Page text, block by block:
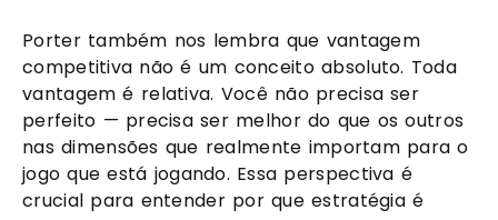
Porter também nos lembra que vantagem
competitiva não é um conceito absoluto. Toda
vantagem é relativa. Você não precisa ser
perfeito — precisa ser melhor do que os outros
nas dimensões que realmente importam para o
jogo que está jogando. Essa perspectiva é
crucial para entender por que estratégia é